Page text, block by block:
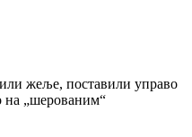
или жеље, поставили управо
на „шерованим“